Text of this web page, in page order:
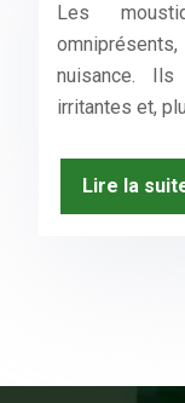
Les
nuisance.
irritantes et,
Lire la